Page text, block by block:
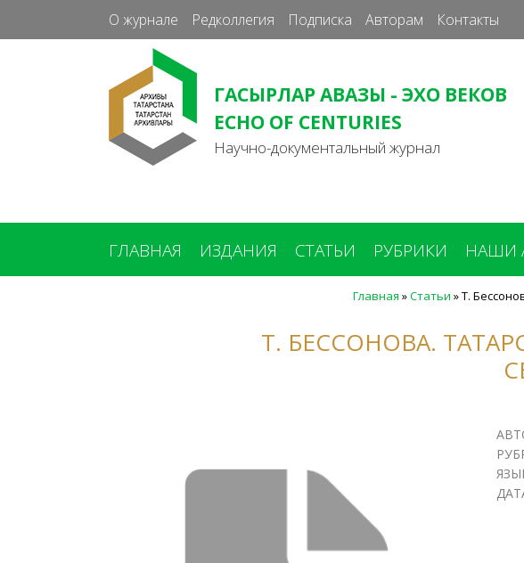
О журнале Редколлегия Подписка Авторам Контакты
ГАСЫРЛАР АВАЗЫ - ЭХО ВЕКОВ
ECHO OF CENTURIES
Научно-документальный журнал
ГЛАВНАЯ ИЗДАНИЯ СТАТЬИ РУБРИКИ НАШИ
Главная »Статьи »Т.
Т. БЕССОНОВА.